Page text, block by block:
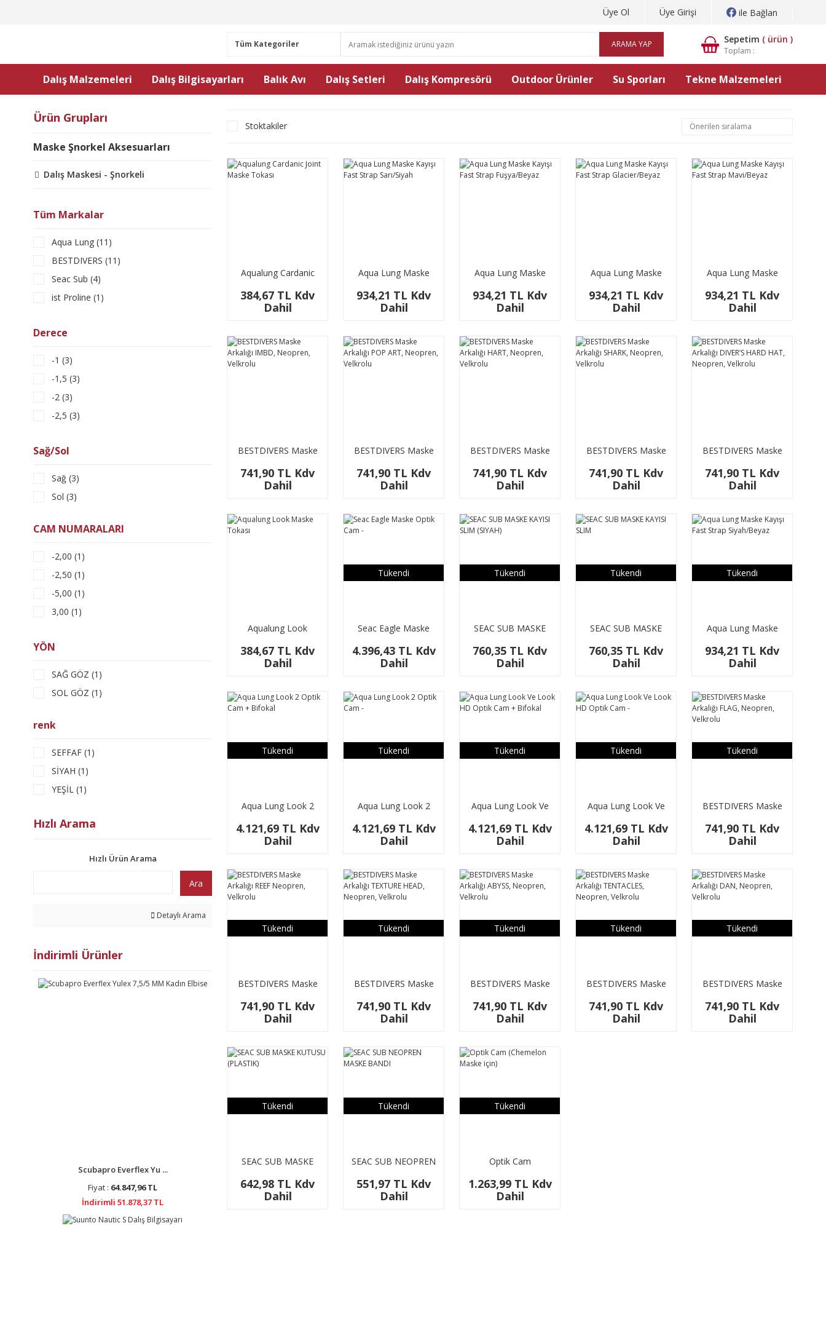
Üye Ol Üye Girişi ile Bağlan
ARAMA YAP Sepetim ( ürün )
Toplam :
Dalış Malzemeleri Dalış Bilgisayarları Balık Avı Dalış Setleri Dalış Kompresörü Outdoor Ürünler Su Sporları Tekne Malzemeleri
Ürün Grupları
Maske Şnorkel Aksesuarları
Dalış Maskesi - Şnorkeli
Tüm Markalar
Aqua Lung (11)
BESTDIVERS (11)
Seac Sub (4)
ist Proline (1)
Derece
-1 (3)
-1,5 (3)
-2 (3)
-2,5 (3)
-3,5 (3)
-5,5 (3)
+1,5 (3)
+2 (3)
+2,5 (3)
+3 (3)
-7 (2)
-7,5 (2)
-8,5 (2)
-9 (2)
-9,5 (2)
Sağ/Sol
Sağ (3)
Sol (3)
CAM NUMARALARI
-2,00 (1)
-2,50 (1)
-5,00 (1)
3,00 (1)
4,00 (1)
4,50 (1)
YÖN
SAĞ GÖZ (1)
SOL GÖZ (1)
renk
SEFFAF (1)
SİYAH (1)
YEŞİL (1)
Hızlı Arama
Hızlı Ürün Arama
Ara
Detaylı Arama
İndirimli Ürünler
Scubapro Everflex Yu ...
Fiyat : 64.847,96 TL
İndirimli 51.878,37 TL
Stoktakiler
Aqualung Cardanic
384,67 TL Kdv
Dahil
Aqua Lung Maske
Sarı/Siyah
934,21 TL Kdv
Dahil
Aqua Lung Maske
Fuşya/Beyaz
934,21 TL Kdv
Dahil
Aqua Lung Maske
Glacier/Beyaz
934,21 TL Kdv
Dahil
Aqua Lung Maske
Mavi/Beyaz
934,21 TL Kdv
Dahil
BESTDIVERS Maske
Neopren, Velkrolu
741,90 TL Kdv
Dahil
BESTDIVERS Maske
Neopren, Velkrolu
741,90 TL Kdv
Dahil
BESTDIVERS Maske
Neopren, Velkrolu
741,90 TL Kdv
Dahil
BESTDIVERS Maske
Neopren, Velkrolu
741,90 TL Kdv
Dahil
BESTDIVERS Maske
HARD HAT,
Neopren, Velkrolu
741,90 TL Kdv
Dahil
Aqualung Look
384,67 TL Kdv
Dahil
Tükendi
Seac Eagle Maske
4.396,43 TL Kdv
Dahil
Tükendi
SEAC SUB MASKE
760,35 TL Kdv
Dahil
Tükendi
SEAC SUB MASKE
760,35 TL Kdv
Dahil
Tükendi
Aqua Lung Maske
Siyah/Beyaz
934,21 TL Kdv
Dahil
Tükendi
Aqua Lung Look 2
4.121,69 TL Kdv
Dahil
Tükendi
Aqua Lung Look 2
4.121,69 TL Kdv
Dahil
Tükendi
Aqua Lung Look Ve
+ Bifokal
4.121,69 TL Kdv
Dahil
Tükendi
Aqua Lung Look Ve
4.121,69 TL Kdv
Dahil
Tükendi
BESTDIVERS Maske
Neopren, Velkrolu
741,90 TL Kdv
Dahil
Tükendi
BESTDIVERS Maske
Neopren, Velkrolu
741,90 TL Kdv
Dahil
Tükendi
BESTDIVERS Maske
HEAD, Neopren,
Velkrolu
741,90 TL Kdv
Dahil
Tükendi
BESTDIVERS Maske
Neopren, Velkrolu
741,90 TL Kdv
Dahil
Tükendi
BESTDIVERS Maske
Neopren, Velkrolu
741,90 TL Kdv
Dahil
Tükendi
BESTDIVERS Maske
Neopren, Velkrolu
741,90 TL Kdv
Dahil
Tükendi
SEAC SUB MASKE
642,98 TL Kdv
Dahil
Tükendi
SEAC SUB NEOPREN
551,97 TL Kdv
Dahil
Tükendi
Optik Cam
için)
1.263,99 TL Kdv
Dahil